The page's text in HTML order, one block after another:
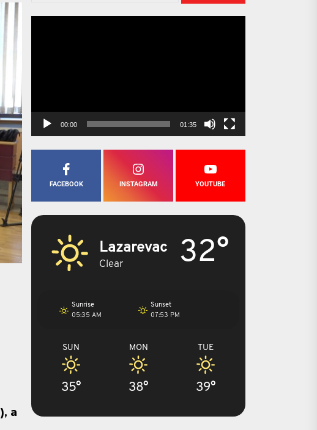
i obišli RB „Kolubara“ / Zahvalnost rudarima za doprinos, ulaganja garant
/ Neprekidna veza proizvodnje
a
00:00 01:35
FACEBOOK INSTAGRAM YOUTUBE
Lazarevac
Clear 32°
Sunrise
05:35 AM
Sunset
07:53 PM
SUN
35°
MON
38°
TUE
39°